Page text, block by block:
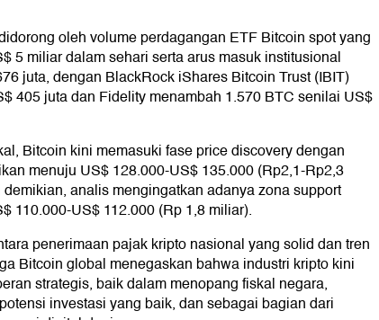
oleh volume perdagangan ETF Bitcoin spot yang
5 miliar dalam sehari serta arus masuk institusional
juta, dengan BlackRock iShares Bitcoin Trust (IBIT)
405 juta dan Fidelity menambah 1.570 BTC senilai US$
Bitcoin kini memasuki fase price discovery dengan
menuju US$ 128.000-US$ 135.000 (Rp2,1-Rp2,3
analis mengingatkan adanya zona support
110.000-US$ 112.000 (Rp 1,8 miliar).
penerimaan pajak kripto nasional yang solid dan tren
Bitcoin global menegaskan bahwa industri kripto kini
strategis, baik dalam menopang fiskal negara,
investasi yang baik, dan sebagai bagian dari